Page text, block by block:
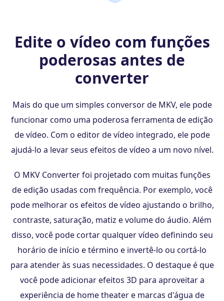
Edite o vídeo com funções
poderosas antes de
converter
Mais do que um simples conversor de MKV, ele pode
funcionar como uma poderosa ferramenta de edição
de vídeo. Com o editor de vídeo integrado, ele pode
ajudá-lo a levar seus efeitos de vídeo a um novo nível.
O MKV Converter foi projetado com muitas funções
de edição usadas com frequência. Por exemplo, você
pode melhorar os efeitos de vídeo ajustando o brilho,
contraste, saturação, matiz e volume do áudio. Além
disso, você pode cortar qualquer vídeo definindo seu
horário de início e término e invertê-lo ou cortá-lo
para atender às suas necessidades. O destaque é que
você pode adicionar efeitos 3D para aproveitar a
experiência de home theater e marcas d'água de